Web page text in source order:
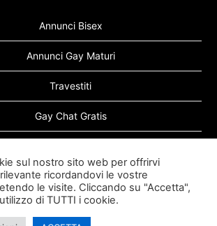
Annunci Bisex
Annunci Gay Maturi
Travestiti
Gay Chat Gratis
Sugar Daddy Gay
sul nostro sito web per offrirvi
ricordandovi le vostre
le visite. Cliccando su "Accetta",
di TUTTI i cookie.